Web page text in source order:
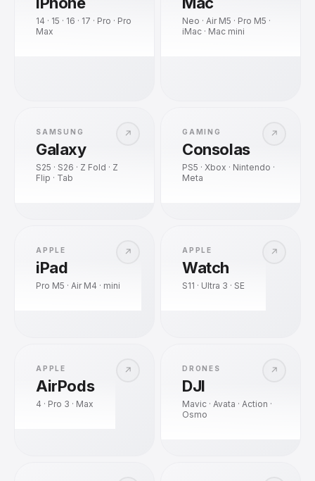
14 · 15 · 16 · 17 · Pro · Pro
Max
Neo · Air M5 · Pro M5 ·
iMac · Mac mini
↗
SAMSUNG
Galaxy
S25 · S26 · Z Fold · Z
Flip · Tab
↗
GAMING
Consolas
PS5 · Xbox · Nintendo ·
Meta
↗
APPLE
iPad
Pro M5 · Air M4 · mini
↗
APPLE
Watch
S11 · Ultra 3 · SE
↗
APPLE
AirPods
4 · Pro 3 · Max
↗
DRONES
DJI
Mavic · Avata · Action ·
Osmo